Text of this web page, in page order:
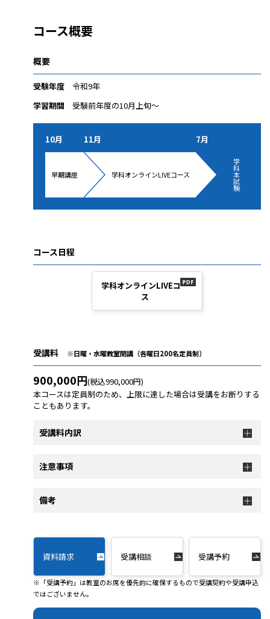
コース概要
概要
受験年度
令和9年
学習期間
受験前年度の10月上旬～
10月 11月 7月
早期講座 学科オンラインLIVEコース
学
科
本
試
験
コース日程
学科オンラインLIVEコー
ス
受講料 ※日曜・水曜教室開講（各曜日200名定員制）
900,000円(税込990,000円)
本コースは定員制のため、上限に達した場合は受講をお断りする
こともあります。
受講料内訳
注意事項
備考
資料請求 受講相談 受講予約
※「受講予約」は教室のお席を優先的に確保するもので受講契約や受講申込
ではございません。